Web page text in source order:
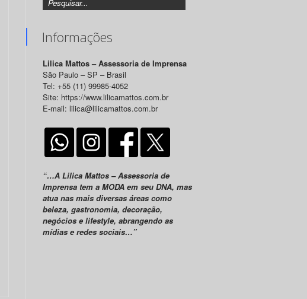
Informações
Lilica Mattos – Assessoria de Imprensa
São Paulo – SP – Brasil
Tel: +55 (11) 99985-4052
Site: https://www.lilicamattos.com.br
E-mail: lilica@lilicamattos.com.br
“…A Lilica Mattos – Assessoria de
Imprensa tem a MODA em seu DNA, mas
atua nas mais diversas áreas como
beleza, gastronomia, decoração,
negócios e lifestyle, abrangendo as
mídias e redes sociais…”